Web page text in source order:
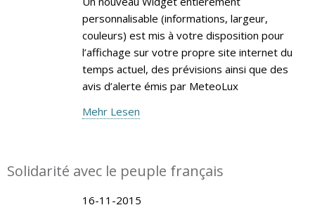
personnalisable (informations, largeur,
couleurs) est mis à votre disposition pour
l’affichage sur votre propre site internet du
temps actuel, des prévisions ainsi que des
avis d’alerte émis par MeteoLux
Mehr Lesen
Solidarité avec le peuple français
16-11-2015